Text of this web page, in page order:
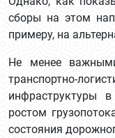
сборы на этом
примеру, на
Не менее
транспортно-
инфраструктуры
ростом
состояния